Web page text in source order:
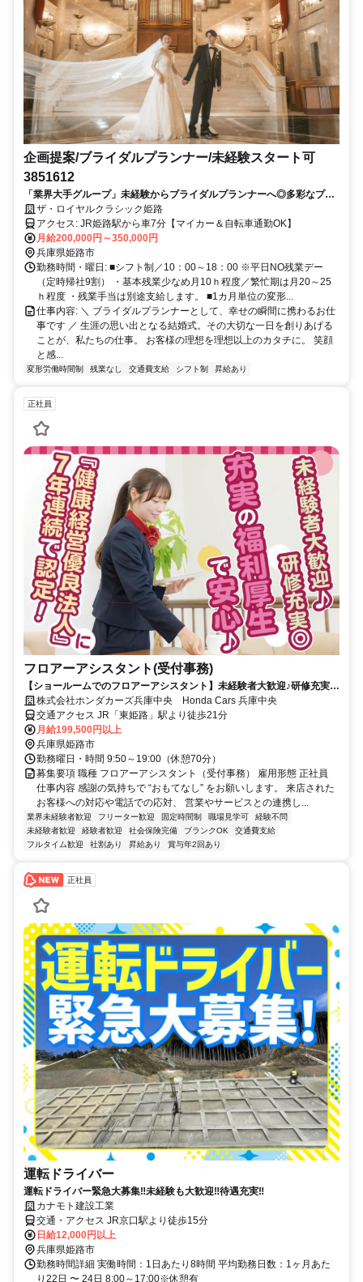
企画提案/ブライダルプランナー/未経験スタート可
3851612
「業界大手グループ」未経験からブライダルプランナーへ◎多彩なプラ
ンから理想の結婚式を企画提案／中途入社組活躍中 ＠姫路
ザ・ロイヤルクラシック姫路
アクセス: JR姫路駅から車7分【マイカー＆自転車通勤OK】
月給200,000円～350,000円
兵庫県姫路市
勤務時間・曜日: ■シフト制／10：00～18：00 ※平日NO残業デー
（定時帰社9割） ・基本残業少なめ月10ｈ程度／繁忙期は月20～25
ｈ程度 ・残業手当は別途支給します。 ■1カ月単位の変形...
仕事内容: ＼ ブライダルプランナーとして、幸せの瞬間に携わるお仕
事です ／ 生涯の思い出となる結婚式。その大切な一日を創りあげる
ことが、私たちの仕事。 お客様の理想を理想以上のカタチに。 笑顔
と感...
変形労働時間制 残業なし 交通費支給 シフト制 昇給あり
正社員
フロアーアシスタント(受付事務)
【ショールームでのフロアーアシスタント】未経験者大歓迎♪研修充実◎
年間休日115日！待遇豊富♪
株式会社ホンダカーズ兵庫中央 Honda Cars 兵庫中央
交通アクセス JR「東姫路」駅より徒歩21分
月給199,500円以上
兵庫県姫路市
勤務曜日・時間 9:50～19:00（休憩70分）
募集要項 職種 フロアーアシスタント（受付事務） 雇用形態 正社員
仕事内容 感謝の気持ちで “おもてなし” をお願いします。 来店された
お客様への対応や電話での応対、 営業やサービスとの連携し...
業界未経験者歓迎 フリーター歓迎 固定時間制 職場見学可
経験不問
未経験者歓迎
経験者歓迎 社会保険完備 ブランクOK
交通費支給
フルタイム歓迎
社割あり 昇給あり 賞与年2回あり
正社員
運転ドライバー
運転ドライバー緊急大募集‼未経験も大歓迎‼待遇充実‼
カナモト建設工業
交通・アクセス JR京口駅より徒歩15分
日給12,000円以上
兵庫県姫路市
勤務時間詳細 実働時間：1日あたり8時間 平均勤務日数：1ヶ月あた
り22日 〜 24日 8:00～17:00※休憩有